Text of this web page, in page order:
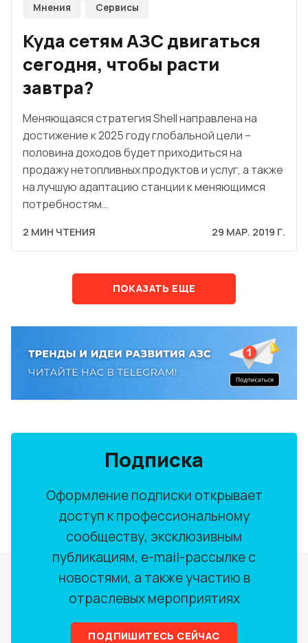
Мнения Сервисы
Куда сетям АЗС двигаться
сегодня, чтобы расти
завтра?
Меняющаяся стратегия Shell направлена на
достижение к 2025 году глобальной цели –
половина доходов будет приходиться на
продажу нетопливных продуктов и услуг, а также
на лучшую адаптацию станции к меняющимся
потребностям…
2 МИН ЧТЕНИЯ 29 МАР. 2019 Г.
ПОКАЗАТЬ ЕЩЕ
Подписка
Оформление подписки открывает
доступ к профессиональному
сообществу, эксклюзивным
публикациям, e-mail-рассылке с
новостями, а также участию в
отраслевых мероприятиях
ПОДПИШИТЕСЬ СЕЙЧАС